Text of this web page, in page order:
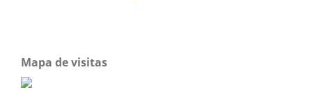
Mapa de visitas